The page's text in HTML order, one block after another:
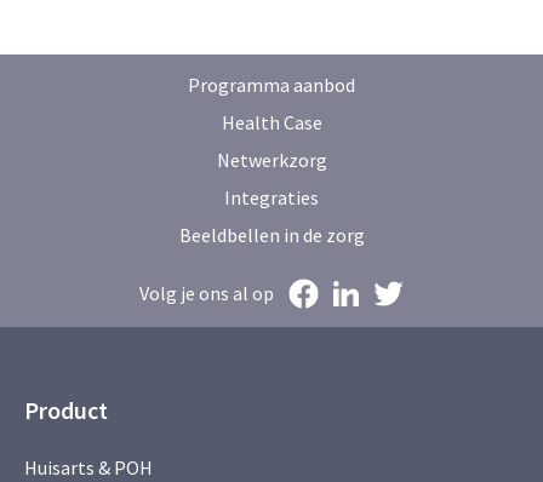
Programma aanbod
Health Case
Netwerkzorg
Integraties
Beeldbellen in de zorg
Volg je ons al op
Product
Huisarts & POH